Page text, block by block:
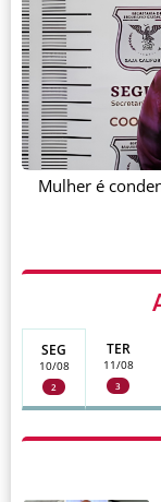
SEG
10/08
2
TER
11/08
3
Mulher é